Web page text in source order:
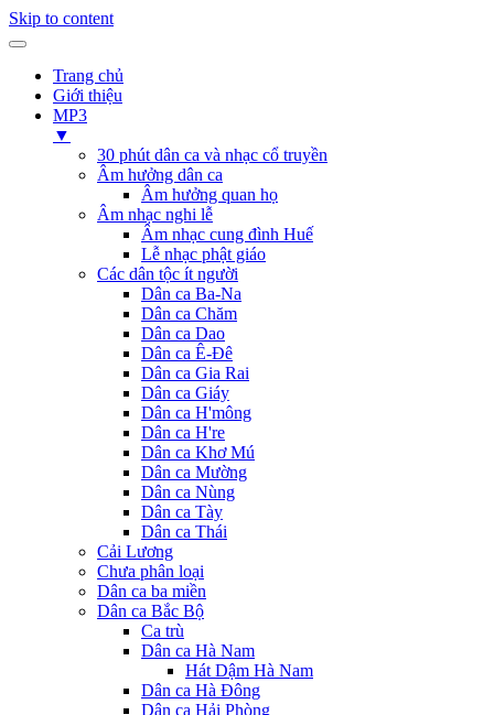
Skip to content
Trang chủ
Giới thiệu
MP3
▼
30 phút dân ca và nhạc cổ truyền
Âm hưởng dân ca
Âm hưởng quan họ
Âm nhạc nghi lễ
Âm nhạc cung đình Huế
Lễ nhạc phật giáo
Các dân tộc ít người
Dân ca Ba-Na
Dân ca Chăm
Dân ca Dao
Dân ca Ê-Đê
Dân ca Gia Rai
Dân ca Giáy
Dân ca H'mông
Dân ca H're
Dân ca Khơ Mú
Dân ca Mường
Dân ca Nùng
Dân ca Tày
Dân ca Thái
Cải Lương
Chưa phân loại
Dân ca ba miền
Dân ca Bắc Bộ
Ca trù
Dân ca Hà Nam
Hát Dậm Hà Nam
Dân ca Hà Đông
Dân ca Hải Phòng